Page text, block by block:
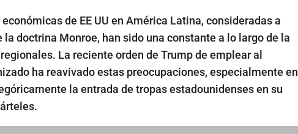
de EE UU en América Latina, consideradas a
doctrina Monroe, han sido una constante a lo largo de la
La reciente orden de Trump de emplear al
ha reavivado estas preocupaciones, especialmente en
la entrada de tropas estadounidenses en su